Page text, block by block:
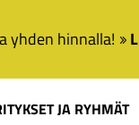
yhden hinnalla!
JA RYHMÄT